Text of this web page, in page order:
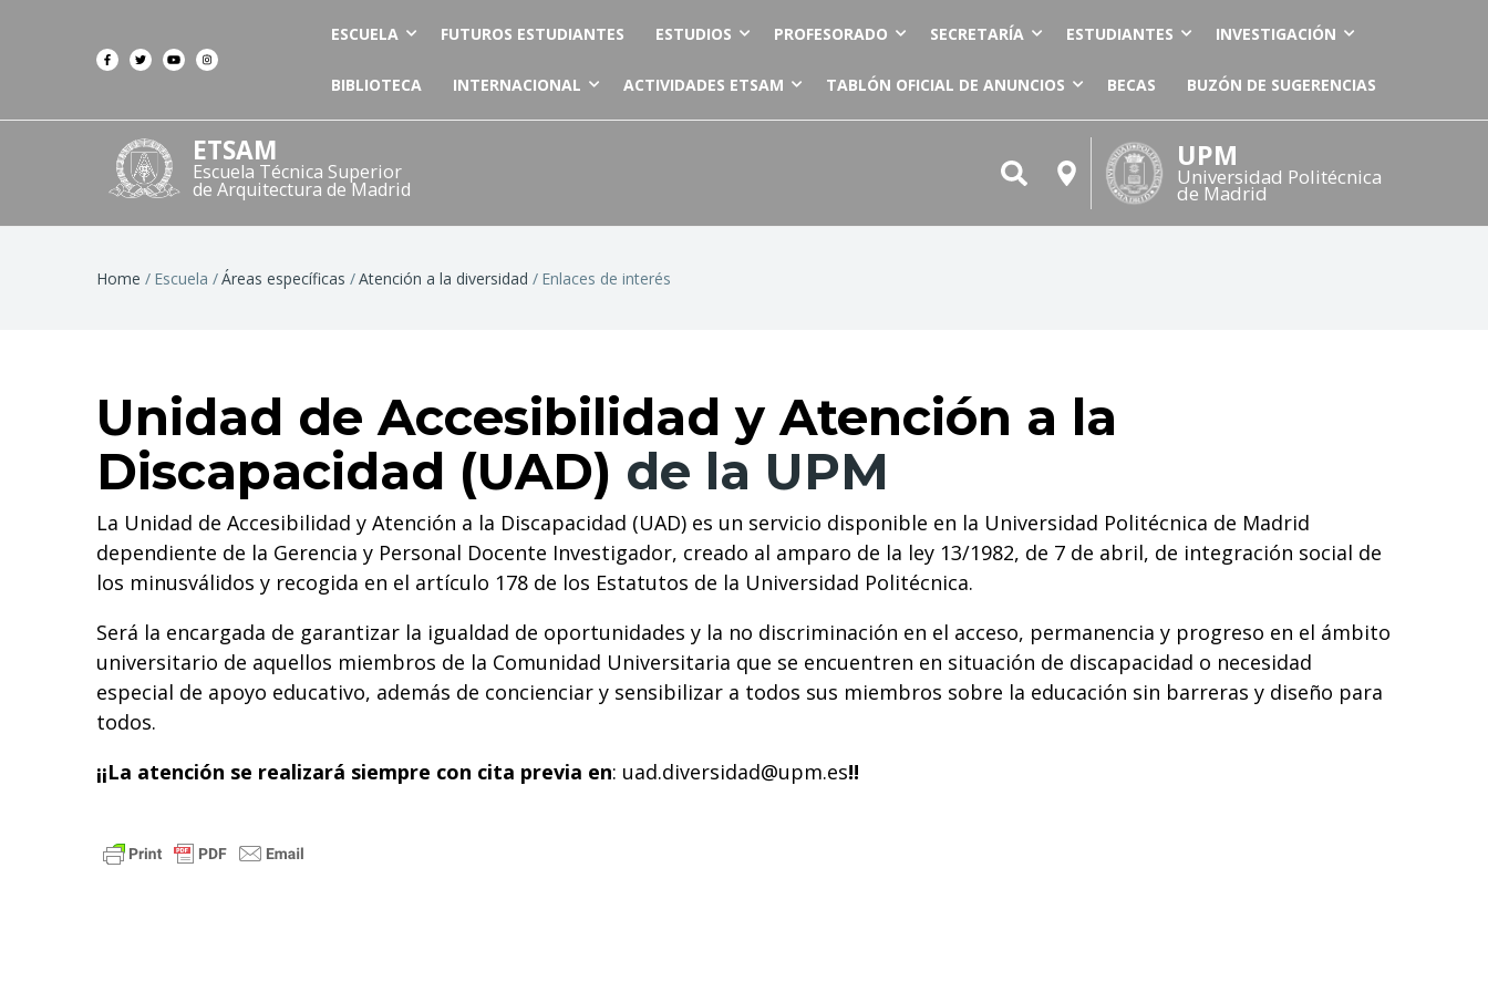
ESCUELA FUTUROS ESTUDIANTES ESTUDIOS PROFESORADO SECRETARÍA ESTUDIANTES INVESTIGACIÓN
BIBLIOTECA INTERNACIONAL ACTIVIDADES ETSAM TABLÓN OFICIAL DE ANUNCIOS BECAS BUZÓN DE SUGERENCIAS
ETSAM
Escuela Técnica Superior
de Arquitectura de Madrid
UPM
Universidad Politécnica
de Madrid
Breadcrumb
Home Escuela Áreas específicas Atención a la diversidad Enlaces de interés
Unidad de Accesibilidad y Atención a la
Discapacidad (UAD) de la UPM
La Unidad de Accesibilidad y Atención a la Discapacidad (UAD) es un servicio disponible en la Universidad Politécnica de Madrid
dependiente de la Gerencia y Personal Docente Investigador, creado al amparo de la ley 13/1982, de 7 de abril, de integración social de
los minusválidos y recogida en el artículo 178 de los Estatutos de la Universidad Politécnica.
Será la encargada de garantizar la igualdad de oportunidades y la no discriminación en el acceso, permanencia y progreso en el ámbito
universitario de aquellos miembros de la Comunidad Universitaria que se encuentren en situación de discapacidad o necesidad
especial de apoyo educativo, además de concienciar y sensibilizar a todos sus miembros sobre la educación sin barreras y diseño para
todos.
¡¡La atención se realizará siempre con cita previa en: uad.diversidad@upm.es!!